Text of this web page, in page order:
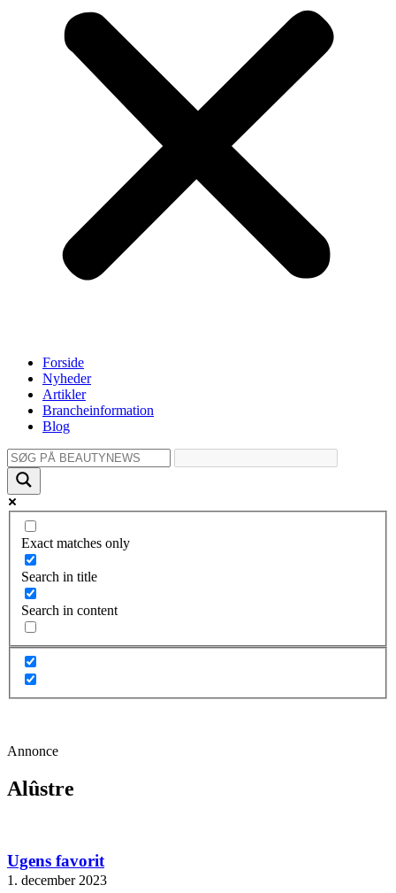
Forside
Nyheder
Artikler
Brancheinformation
Blog
Exact matches only
Search in title
Search in content
Annonce
Alûstre
Ugens favorit
1. december 2023